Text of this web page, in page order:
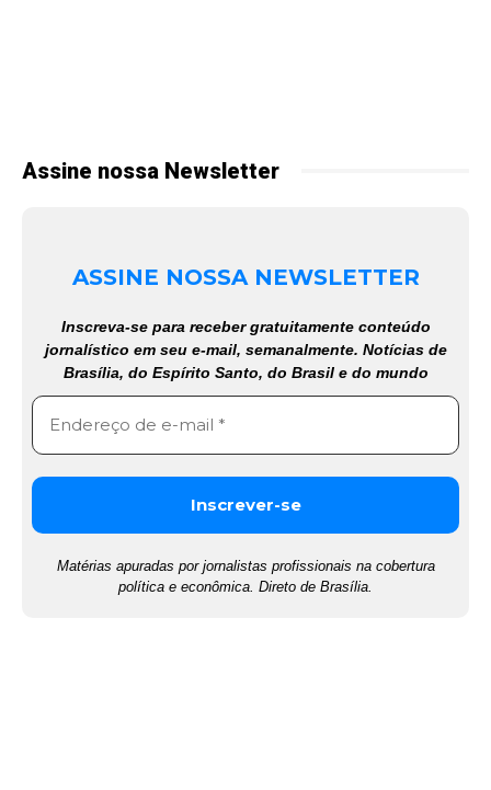
Assine nossa Newsletter
ASSINE NOSSA NEWSLETTER
Inscreva-se para receber gratuitamente conteúdo
jornalístico em seu e-mail, semanalmente. Notícias de
Brasília, do Espírito Santo, do Brasil e do mundo
Matérias apuradas por jornalistas profissionais na cobertura
política e econômica. Direto de Brasília.